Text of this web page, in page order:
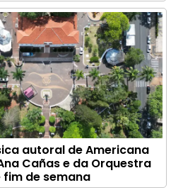
autoral de Americana
Cañas e da Orquestra
fim de semana